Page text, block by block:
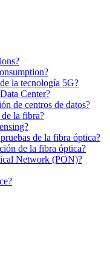
la tecnología 5G?
Center?
de centros de datos?
la fibra?
de la fibra óptica?
de la fibra óptica?
Network (PON)?